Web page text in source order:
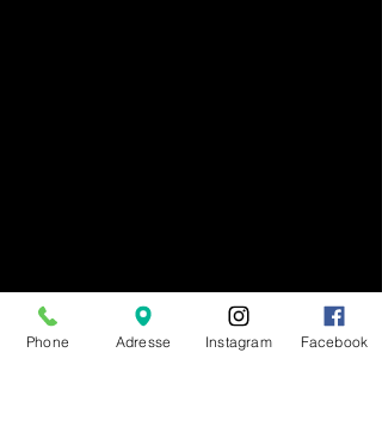
Phone Adresse Instagram Facebook